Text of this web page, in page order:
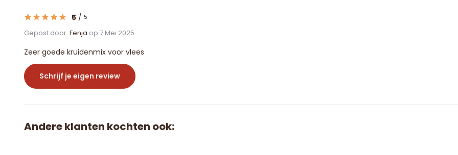
5 / 5
Gepost door: Fenja op 7 Mei 2025
Zeer goede kruidenmix voor vlees
Schrijf je eigen review
Andere klanten kochten ook: